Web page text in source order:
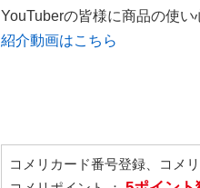
YouTuberの皆様に商品の使い
紹介動画はこちら
コメリカード番号登録、コメ